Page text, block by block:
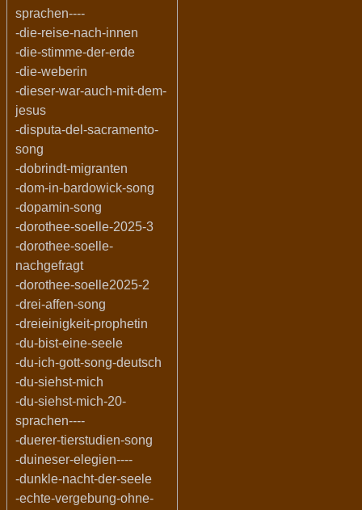
sprachen----
-die-reise-nach-innen
-die-stimme-der-erde
-die-weberin
-dieser-war-auch-mit-dem-
jesus
-disputa-del-sacramento-
song
-dobrindt-migranten
-dom-in-bardowick-song
-dopamin-song
-dorothee-soelle-2025-3
-dorothee-soelle-
nachgefragt
-dorothee-soelle2025-2
-drei-affen-song
-dreieinigkeit-prophetin
-du-bist-eine-seele
-du-ich-gott-song-deutsch
-du-siehst-mich
-du-siehst-mich-20-
sprachen----
-duerer-tierstudien-song
-duineser-elegien----
-dunkle-nacht-der-seele
-echte-vergebung-ohne-